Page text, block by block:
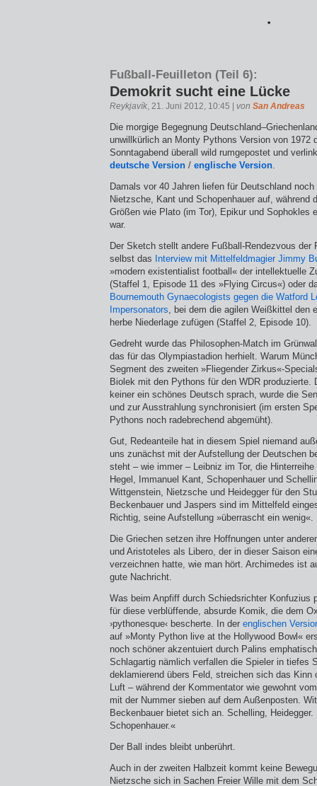
*
Fußball-Feuilleton (Teil 6):
Demokrit sucht eine Lücke
Reykjavík, 21. Juni 2012, 10:45 | von San Andreas
Die morgige Begegnung
unwillkürlich an Monty Pythons Version von 1972
Sonntagabend überall wild rumgepostet und
deutsche Version / englische Version.
Damals vor 40 Jahren liefen für Deutschland
Nietzsche, Kant und Schopenhauer auf, während
Größen wie Plato (im Tor), Epikur und Sophokles
war.
Der Sketch stellt andere Fußball-Rendezvous der
selbst das Interview mit Mittelfeldmagier Jimmy
»modern existentialist football« der intellektuelle
(Staffel 1, Episode 11 des »Flying Circus«) oder
Bournemouth Gynaecologists gegen die Watford
Impersonators, bei dem die agilen Weißkittel den
herbe Niederlage zufügen (Staffel 2, Episode 10).
Gedreht wurde das Philosophen-Match im
das für das Olympiastadion herhielt. Warum
Segment des zweiten »Fliegender Zirkus«-
Biolek mit den Pythons für den WDR produzierte.
keiner ein schönes Deutsch sprach, wurde die
und zur Ausstrahlung synchronisiert (im ersten
Pythons noch radebrechend abgemüht).
Gut, Redeanteile hat in diesem Spiel niemand
uns zunächst mit der Aufstellung der Deutschen
steht – wie immer – Leibniz im Tor, die
Hegel, Immanuel Kant, Schopenhauer und
Wittgenstein, Nietzsche und Heidegger für den
Beckenbauer und Jaspers sind im Mittelfeld
Richtig, seine Aufstellung »überrascht ein wenig«.
Die Griechen setzen ihre Hoffnungen unter
und Aristoteles als Libero, der in dieser Saison
verzeichnen hatte, wie man hört. Archimedes ist
gute Nachricht.
Was beim Anpfiff durch Schiedsrichter Konfuzius
für diese verblüffende, absurde Komik, die dem
›pythonesque‹ bescherte. In der englischen
auf »Monty Python live at the Hollywood Bowl«
noch schöner akzentuiert durch Palins
Schlagartig nämlich verfallen die Spieler in tiefes
deklamierend übers Feld, streichen sich das Kinn
Luft – während der Kommentator wie gewohnt
mit der Nummer sieben auf dem Außenposten.
Beckenbauer bietet sich an. Schelling, Heidegger.
Schopenhauer.«
Der Ball indes bleibt unberührt.
Auch in der zweiten Halbzeit kommt keine
Nietzsche sich in Sachen Freier Wille mit dem